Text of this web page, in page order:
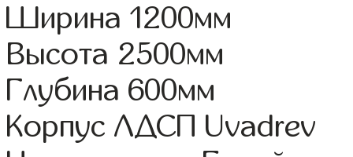
Ширина 1200мм
Высота 2500мм
Глубина 600мм
Корпус ЛДСП Uvadrev